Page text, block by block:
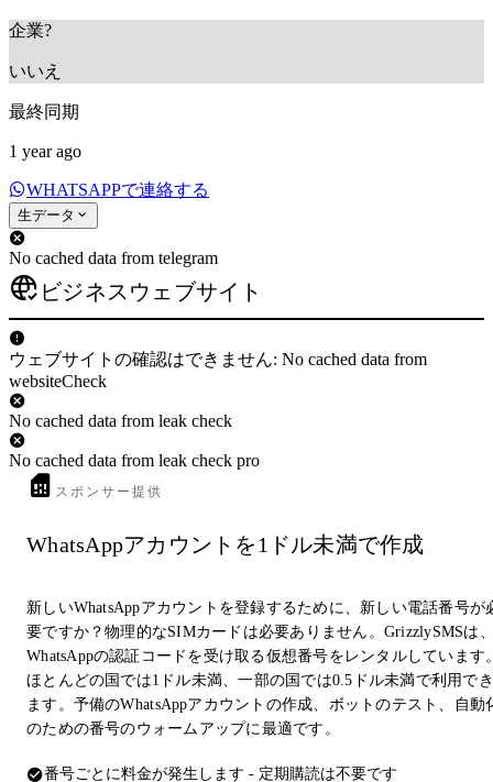
企業?
いいえ
最終同期
1 year ago
WHATSAPPで連絡する
生データ
No cached data from telegram
ビジネスウェブサイト
ウェブサイトの確認はできません: No cached data from
websiteCheck
No cached data from leak check
No cached data from leak check pro
スポンサー提供
WhatsAppアカウントを1ドル未満で作成
新しいWhatsAppアカウントを登録するために、新しい電話番号が
要ですか？物理的なSIMカードは必要ありません。GrizzlySMSは
WhatsAppの認証コードを受け取る仮想番号をレンタルしています
ほとんどの国では1ドル未満、一部の国では0.5ドル未満で利用でき
ます。予備のWhatsAppアカウントの作成、ボットのテスト、自動
のための番号のウォームアップに最適です。
番号ごとに料金が発生します - 定期購読は不要です